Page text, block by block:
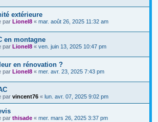
extérieure
par Lionel8 « mar. août 26, 2025 11:32 am
en montagne
par Lionel8 « ven. juin 13, 2025 10:47 pm
en rénovation ?
par Lionel8 « mer. avr. 23, 2025 7:43 pm
par vincent76 « lun. avr. 07, 2025 9:02 pm
par thisade « mer. mars 26, 2025 3:37 pm